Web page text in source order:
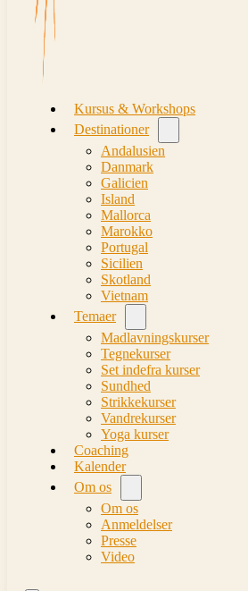
Kursus & Workshops
Destinationer
Andalusien
Danmark
Galicien
Island
Mallorca
Marokko
Portugal
Sicilien
Skotland
Vietnam
Temaer
Madlavningskurser
Tegnekurser
Set indefra kurser
Sundhed
Strikkekurser
Vandrekurser
Yoga kurser
Coaching
Kalender
Om os
Om os
Anmeldelser
Presse
Video